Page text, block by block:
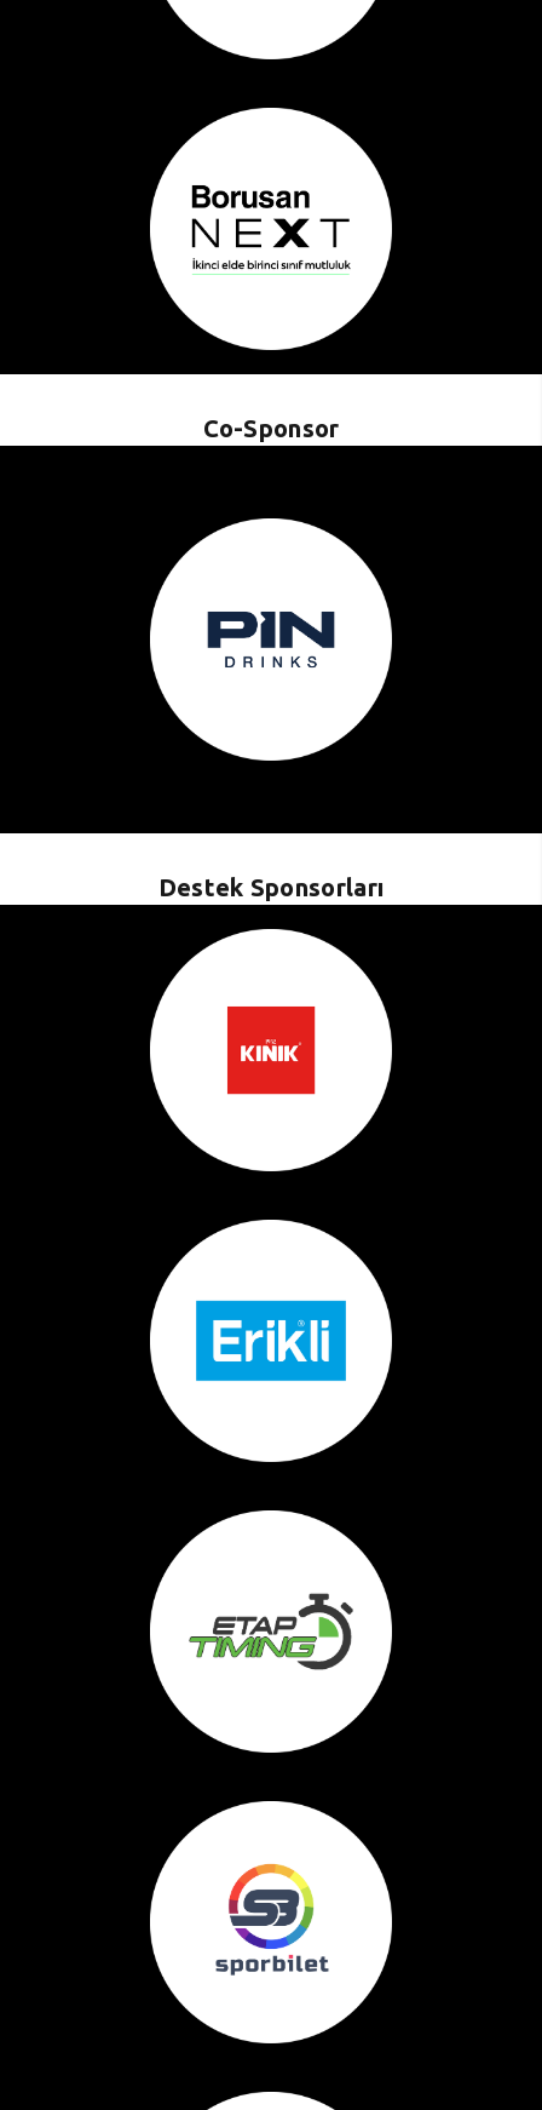
Co-Sponsor
Destek Sponsorları